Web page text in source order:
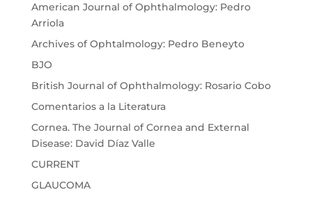
American Journal of Ophthalmology: Pedro
Arriola
Archives of Ophtalmology: Pedro Beneyto
BJO
British Journal of Ophthalmology: Rosario Cobo
Comentarios a la Literatura
Cornea. The Journal of Cornea and External
Disease: David Díaz Valle
CURRENT
GLAUCOMA